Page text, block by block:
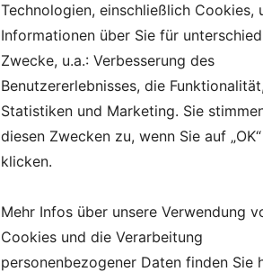
Technologien, einschließlich Cookies,
Informationen über Sie für
Zwecke, u.a.: Verbesserung des
Benutzererlebnisses, die
Statistiken und Marketing. Sie
diesen Zwecken zu, wenn Sie auf „OK“
klicken.
Mehr Infos über unsere Verwendung
Cookies und die Verarbeitung
personenbezogener Daten finden Sie